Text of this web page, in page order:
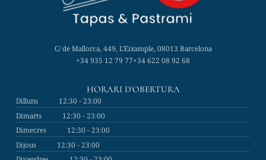
C/ de Mallorca, 449, L'Eixample, 08013 Barcelona
+34 935 12 79 77+34 622 08 92 68
HORARI D'OBERTURA
Dilluns
12:30 - 23:00
Dimarts
12:30 - 23:00
Dimecres
12:30 - 23:00
Dijous
12:30 - 23:00